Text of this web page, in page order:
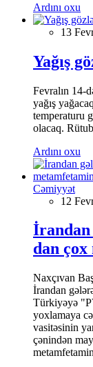
Ardını oxu
13
Yağış
Fevralın 14-
yağış
temperaturu
olacaq.
Ardını oxu
Cəmiyyət
12
İrandan
dan
Naxçıvan
İrandan
Türkiyəyə
yoxlamaya
vasitəsinin
çənindən